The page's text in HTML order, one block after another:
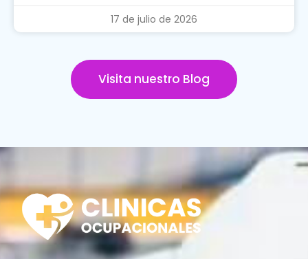
17 de julio de 2026
Visita nuestro Blog